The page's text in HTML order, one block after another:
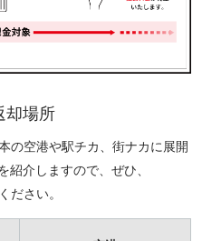
却場所
の空港や駅チカ、街ナカに展開
紹介しますので、ぜひ、
ださい。